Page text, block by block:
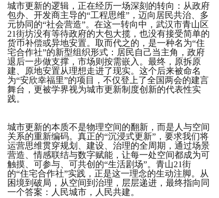
城市更新的逻辑，正在经历一场深刻的转向：从政府
包办、开发商主导的“工程思维”，迈向居民共治、多
元协同的“社会营造”。在这一转向中，武汉市青山区
21街坊没有等待政府的大包大揽，也没有接受简单的
货币补偿或异地安置。取而代之的，是一种名为“住
宅合作社”的新型组织形式：居民自己当主角，政府
退后一步做支撑，市场则按需嵌入。最终，原拆原
建、原地安置从理想走进了现实。这个后来被命名
为“安欣幸福里”的项目，不仅登上了全国两会的建言
舞台，更被学界视为城市更新制度创新的代表性实
践。
城市更新的本质不是物理空间的翻新，而是人与空间
关系的重新编码。真正的“沉浸式更新”，要求我们将
运营思维贯穿规划、建设、治理的全周期，通过场景
营造、情感联结与数字赋能，让每一处空间都成为可
触摸、可参与、可共创的“生活剧场”。青山21街
的“住宅合作社”实践，正是这一理念的生动注脚。从
困境到破局，从空间到治理，层层递进，最终指向同
一个答案：人民城市，人民共建。